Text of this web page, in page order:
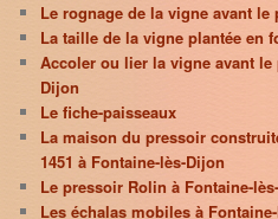
Le rognage de la vigne avant le
La taille de la vigne plantée en
Accoler ou lier la vigne avant
Dijon
Le fiche-paisseaux
La maison du pressoir
1451 à Fontaine-lès-Dijon
Le pressoir Rolin à Fontaine-
Les échalas mobiles à